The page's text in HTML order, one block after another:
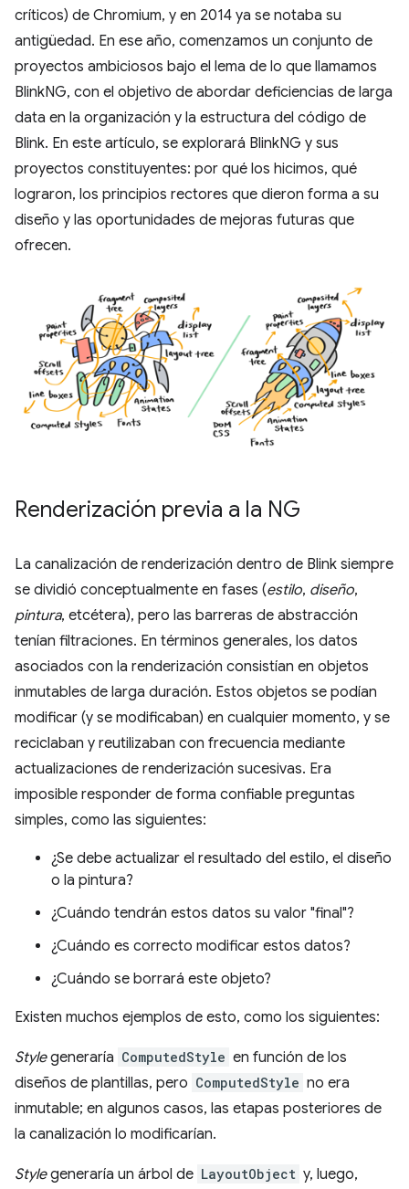
críticos) de Chromium, y en 2014 ya se notaba su
antigüedad. En ese año, comenzamos un conjunto de
proyectos ambiciosos bajo el lema de lo que llamamos
BlinkNG, con el objetivo de abordar deficiencias de larga
data en la organización y la estructura del código de
Blink. En este artículo, se explorará BlinkNG y sus
proyectos constituyentes: por qué los hicimos, qué
lograron, los principios rectores que dieron forma a su
diseño y las oportunidades de mejoras futuras que
ofrecen.
Renderización previa a la NG
La canalización de renderización dentro de Blink siempre
se dividió conceptualmente en fases (estilo, diseño,
pintura, etcétera), pero las barreras de abstracción
tenían filtraciones. En términos generales, los datos
asociados con la renderización consistían en objetos
inmutables de larga duración. Estos objetos se podían
modificar (y se modificaban) en cualquier momento, y se
reciclaban y reutilizaban con frecuencia mediante
actualizaciones de renderización sucesivas. Era
imposible responder de forma confiable preguntas
simples, como las siguientes:
¿Se debe actualizar el resultado del estilo, el diseño
o la pintura?
¿Cuándo tendrán estos datos su valor "final"?
¿Cuándo es correcto modificar estos datos?
¿Cuándo se borrará este objeto?
Existen muchos ejemplos de esto, como los siguientes:
Stylegeneraría ComputedStyle en función de los
diseños de plantillas, pero ComputedStyle no era
inmutable; en algunos casos, las etapas posteriores de
la canalización lo modificarían.
Stylegeneraría un árbol de LayoutObject y, luego,